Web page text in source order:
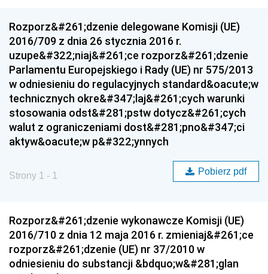
Rozporz&#261;dzenie delegowane Komisji (UE)
2016/709 z dnia 26 stycznia 2016 r.
uzupe&#322;niaj&#261;ce rozporz&#261;dzenie
Parlamentu Europejskiego i Rady (UE) nr 575/2013
w odniesieniu do regulacyjnych standard&oacute;w
technicznych okre&#347;laj&#261;cych warunki
stosowania odst&#281;pstw dotycz&#261;cych
walut z ograniczeniami dost&#281;pno&#347;ci
aktyw&oacute;w p&#322;ynnych
Strony 1 - 1 Pobierz pdf
Rozporz&#261;dzenie wykonawcze Komisji (UE)
2016/710 z dnia 12 maja 2016 r. zmieniaj&#261;ce
rozporz&#261;dzenie (UE) nr 37/2010 w
odniesieniu do substancji &bdquo;w&#281;glan